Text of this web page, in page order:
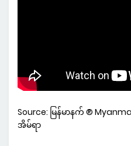
Source: မြန်မာနက် ®
အိမ်ရာ